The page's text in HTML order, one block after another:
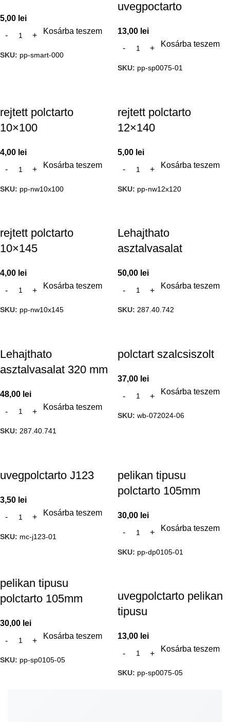
5,00 lei
Kosárba teszem
SKU: pp-smart-000
uvegpoctarto
13,00 lei
Kosárba teszem
SKU: pp-sp0075-01
rejtett polctarto
10×100
4,00 lei
Kosárba teszem
SKU: pp-nw10x100
rejtett polctarto
12×140
5,00 lei
Kosárba teszem
SKU: pp-nw12x120
rejtett polctarto
10×145
4,00 lei
Kosárba teszem
SKU: pp-nw10x145
Lehajthato
asztalvasalat
50,00 lei
Kosárba teszem
SKU: 287.40.742
Lehajthato
asztalvasalat 320 mm
48,00 lei
Kosárba teszem
SKU: 287.40.741
polctart szalcsiszolt
37,00 lei
Kosárba teszem
SKU: wb-072024-06
uvegpolctarto J123
3,50 lei
Kosárba teszem
SKU: mc-j123-01
pelikan tipusu
polctarto 105mm
30,00 lei
Kosárba teszem
SKU: pp-dp0105-01
pelikan tipusu
polctarto 105mm
30,00 lei
Kosárba teszem
SKU: pp-sp0105-05
uvegpolctarto pelikan
tipusu
13,00 lei
Kosárba teszem
SKU: pp-sp0075-05